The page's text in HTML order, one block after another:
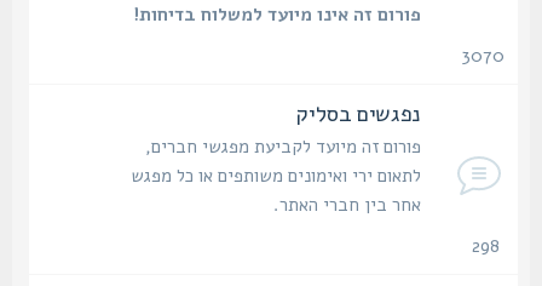
פורום זה אינו מיועד למשלוח בדיחות!
3070
נפגשים בסליק
פורום זה מיועד לקביעת מפגשי חברים,
לתאום ירי ואימונים משותפים או כל מפגש
אחר בין חברי האתר.